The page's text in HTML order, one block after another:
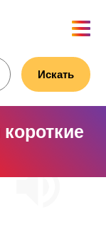
Искать